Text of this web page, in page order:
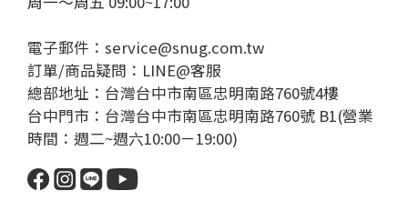
電子郵件：service@snug.com.tw
訂單/商品疑問： LINE@客服
總部地址：台灣台中市南區忠明南路760號4樓
台中門市：台灣台中市南區忠明南路760號 B1(營業
時間：週二~週六10:00－19:00)